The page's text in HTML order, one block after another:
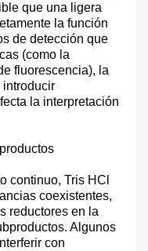
que una ligera
la función
de detección que
(como la
fluorescencia), la
la interpretación
continuo, Tris HCl
coexistentes,
reductores en la
Algunos
con